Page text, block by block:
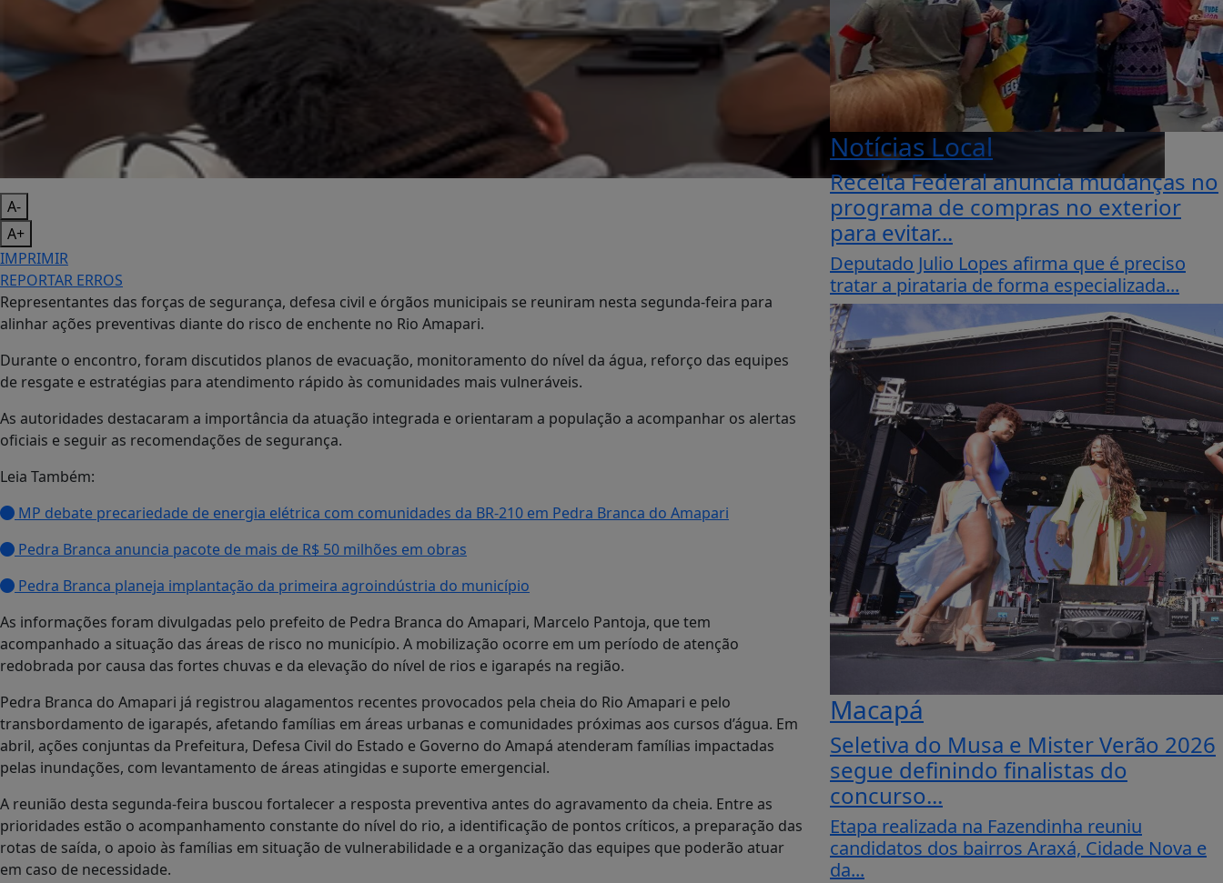
A-
A+
IMPRIMIR
REPORTAR ERROS
Representantes das forças de segurança, defesa civil e órgãos municipais se reuniram nesta segunda-feira para
alinhar ações preventivas diante do risco de enchente no Rio Amapari.
Durante o encontro, foram discutidos planos de evacuação, monitoramento do nível da água, reforço das equipes
de resgate e estratégias para atendimento rápido às comunidades mais vulneráveis.
As autoridades destacaram a importância da atuação integrada e orientaram a população a acompanhar os alertas
oficiais e seguir as recomendações de segurança.
Leia Também:
MP debate precariedade de energia elétrica com comunidades da BR-210 em Pedra Branca do Amapari
Pedra Branca anuncia pacote de mais de R$ 50 milhões em obras
Pedra Branca planeja implantação da primeira agroindústria do município
As informações foram divulgadas pelo prefeito de Pedra Branca do Amapari, Marcelo Pantoja, que tem
acompanhado a situação das áreas de risco no município. A mobilização ocorre em um período de atenção
redobrada por causa das fortes chuvas e da elevação do nível de rios e igarapés na região.
Pedra Branca do Amapari já registrou alagamentos recentes provocados pela cheia do Rio Amapari e pelo
transbordamento de igarapés, afetando famílias em áreas urbanas e comunidades próximas aos cursos d’água. Em
abril, ações conjuntas da Prefeitura, Defesa Civil do Estado e Governo do Amapá atenderam famílias impactadas
pelas inundações, com levantamento de áreas atingidas e suporte emergencial.
A reunião desta segunda-feira buscou fortalecer a resposta preventiva antes do agravamento da cheia. Entre as
prioridades estão o acompanhamento constante do nível do rio, a identificação de pontos críticos, a preparação das
rotas de saída, o apoio às famílias em situação de vulnerabilidade e a organização das equipes que poderão atuar
em caso de necessidade.
Notícias Local
Receita Federal anuncia mudanças no
programa de compras no exterior
para evitar...
Deputado Julio Lopes afirma que é preciso
tratar a pirataria de forma especializada...
Macapá
Seletiva do Musa e Mister Verão 2026
segue definindo finalistas do
concurso...
Etapa realizada na Fazendinha reuniu
candidatos dos bairros Araxá, Cidade Nova e
da...